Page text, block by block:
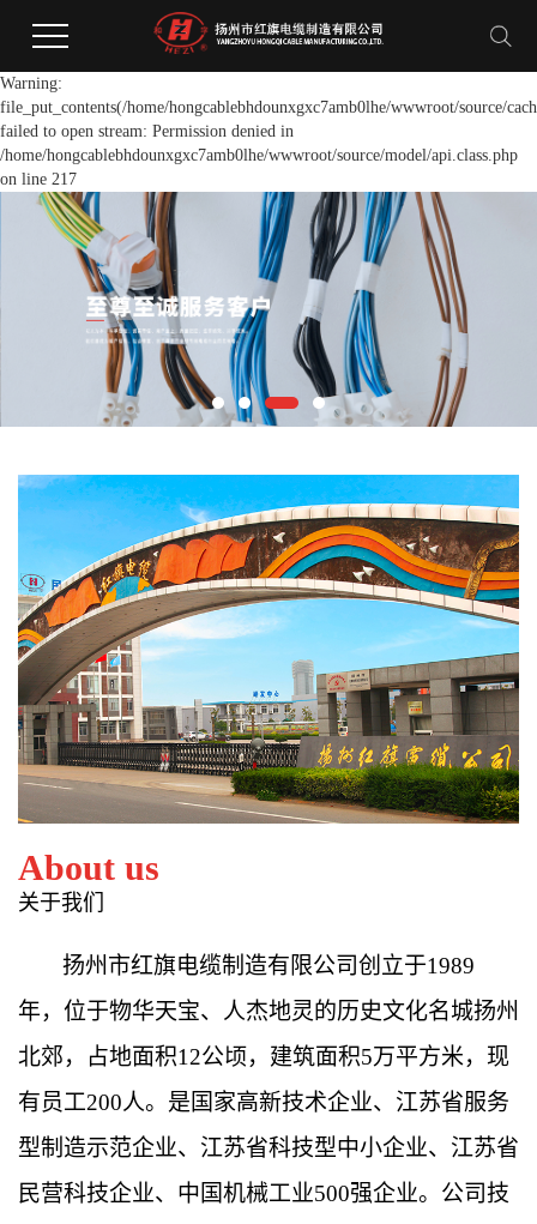
Warning:
file_put_contents(/home/hongcablebhdounxgxc7amb0lhe/wwwroot/source/
failed to open stream: Permission denied in
/home/hongcablebhdounxgxc7amb0lhe/wwwroot/source/model/api.class.php
on line 217
About us
关于我们
扬州市红旗电缆制造有限公司创立于1989
年，位于物华天宝、人杰地灵的历史文化名城扬州
北郊，占地面积12公顷，建筑面积5万平方米，现
有员工200人。是国家高新技术企业、江苏省服务
型制造示范企业、江苏省科技型中小企业、江苏省
民营科技企业、中国机械工业500强企业。公司 技